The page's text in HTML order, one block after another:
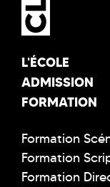
L'ÉCOLE
ADMISSION
FORMATION
Formation
Formation
Formation